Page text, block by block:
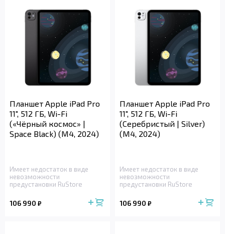
Планшет Apple iPad Pro
11", 512 ГБ, Wi-Fi
(«Чёрный космос» |
Space Black) (M4, 2024)
Имеет недостаток в виде
невозможности
предустановки RuStore
106 990 ₽
Планшет Apple iPad Pro
11", 512 ГБ, Wi-Fi
(Серебристый | Silver)
(M4, 2024)
Имеет недостаток в виде
невозможности
предустановки RuStore
106 990 ₽